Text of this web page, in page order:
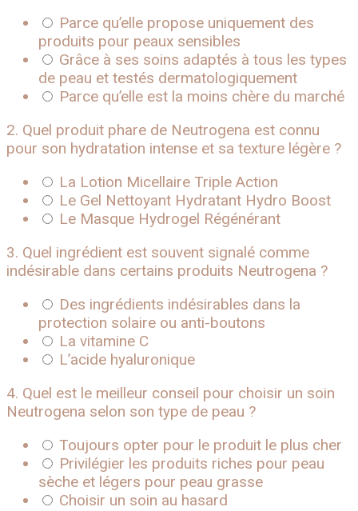
Parce qu’elle propose uniquement des
produits pour peaux sensibles
Grâce à ses soins adaptés à tous les types
de peau et testés dermatologiquement
Parce qu’elle est la moins chère du marché
2. Quel produit phare de Neutrogena est connu
pour son hydratation intense et sa texture légère ?
La Lotion Micellaire Triple Action
Le Gel Nettoyant Hydratant Hydro Boost
Le Masque Hydrogel Régénérant
3. Quel ingrédient est souvent signalé comme
indésirable dans certains produits Neutrogena ?
Des ingrédients indésirables dans la
protection solaire ou anti-boutons
La vitamine C
L’acide hyaluronique
4. Quel est le meilleur conseil pour choisir un soin
Neutrogena selon son type de peau ?
Toujours opter pour le produit le plus cher
Privilégier les produits riches pour peau
sèche et légers pour peau grasse
Choisir un soin au hasard